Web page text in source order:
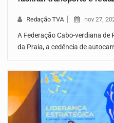
Redação TVA nov 27,
A Federação Cabo-verdiana
da Praia, a cedência de